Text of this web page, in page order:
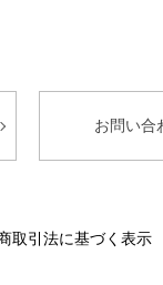
お問い合
取引法に基づく表示